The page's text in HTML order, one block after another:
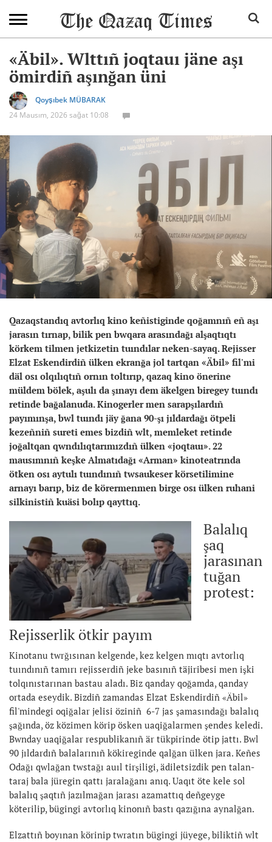
«Äbil». Wlttıñ joqtauı jäne aşı
ömirdiñ aşınğan üni
Qoyşıbek MÜBARAK
24 Mausım, 2026 sağat 10:08
Qazaqstandıq avtorlıq kino keñistiginde qoğamnıñ eñ aşı
jarasın tırnap, bilik pen bwqara arasındağı alşaqtıqtı
körkem tilmen jetkizetin tuındılar neken-sayaq. Rejisser
Elzat Eskendirdiñ ülken ekranğa jol tartqan «Äbil» fil'mi
däl osı olqılıqtıñ ornın toltırıp, qazaq kino önerine
müldem bölek, aşulı da şınayı dem äkelgen biregey tuındı
retinde bağalanuda. Kinogerler men sarapşılardıñ
payımınşa, bwl tuındı jäy ğana 90-şı jıldardağı ötpeli
kezeñniñ sureti emes bizdiñ wlt, memleket retinde
joğaltqan qwndılıqtarımızdıñ ülken «joqtauı». 22
mausımnıñ keşke Almatıdağı «Arman» kinoteatrında
ötken osı aytulı tuındınıñ twsaukeser körsetilimine
arnayı barıp, biz de körermenmen birge osı ülken ruhani
silkinistiñ kuäsi bolıp qayttıq.
Balalıq
şaq
jarasınan
tuğan
protest:
Rejisserlik ötkir payım
Kinotanu twrğısınan kelgende, kez kelgen mıqtı avtorlıq
tuındınıñ tamırı rejisserdiñ jeke basınıñ täjiribesi men işki
tolqınıstarınan bastau aladı. Biz qanday qoğamda, qanday
ortada eseydik. Bizdiñ zamandas Elzat Eskendirdiñ «Äbil»
fil'mindegi oqiğalar jelisi öziniñ 6-7 jas şamasındağı balalıq
şağında, öz közimen körip ösken uaqiğalarmen şendes keledi.
Bwnday uaqiğalar respublikanıñ är tükpirinde ötip jattı. Bwl
90 jıldardıñ balalarınıñ kökireginde qalğan ülken jara. Keñes
Odağı qwlağan twstağı auıl tirşiligi, ädiletsizdik pen talan-
taraj bala jüregin qattı jaralağanı anıq. Uaqıt öte kele sol
balalıq şaqtıñ jazılmağan jarası azamattıq deñgeyge
köterilip, bügingi avtorlıq kinonıñ bastı qazığına aynalğan.
Elzattıñ boyınan körinip twratın bügingi jüyege, biliktiñ wlt